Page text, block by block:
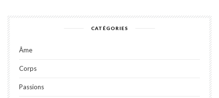
CATÉGORIES
Âme
Corps
Passions